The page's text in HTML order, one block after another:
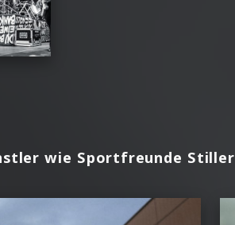
wie Sportfreunde Stiller